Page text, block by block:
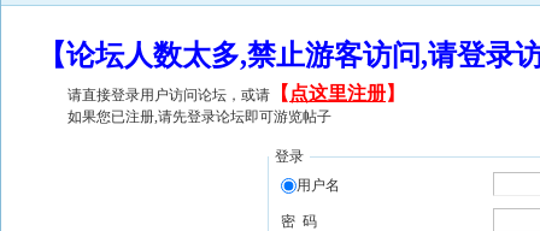
【论坛人数太多,禁止游客访问,请登
请直接登录用户访问论坛，或请 【 点这里注册】
如果您已注册,请先登录论坛即可游览帖子
登录
用户名
密 码